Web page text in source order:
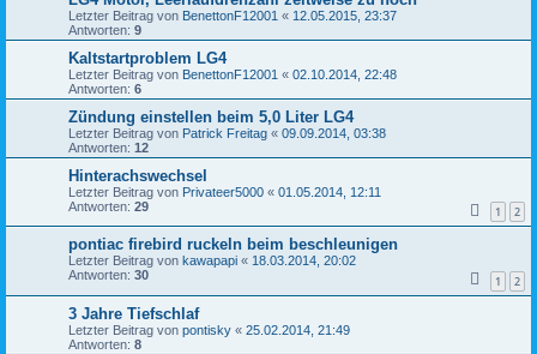
Letzter Beitrag von BenettonF12001 « 12.05.2015, 23:37
Antworten: 9
Kaltstartproblem LG4
Letzter Beitrag von BenettonF12001 « 02.10.2014, 22:48
Antworten: 6
Zündung einstellen beim 5,0 Liter LG4
Letzter Beitrag von Patrick Freitag « 09.09.2014, 03:38
Antworten: 12
Hinterachswechsel
Letzter Beitrag von Privateer5000 « 01.05.2014, 12:11
Antworten: 29 1 2
pontiac firebird ruckeln beim beschleunigen
Letzter Beitrag von kawapapi « 18.03.2014, 20:02
Antworten: 30 1 2
3 Jahre Tiefschlaf
Letzter Beitrag von pontisky « 25.02.2014, 21:49
Antworten: 8